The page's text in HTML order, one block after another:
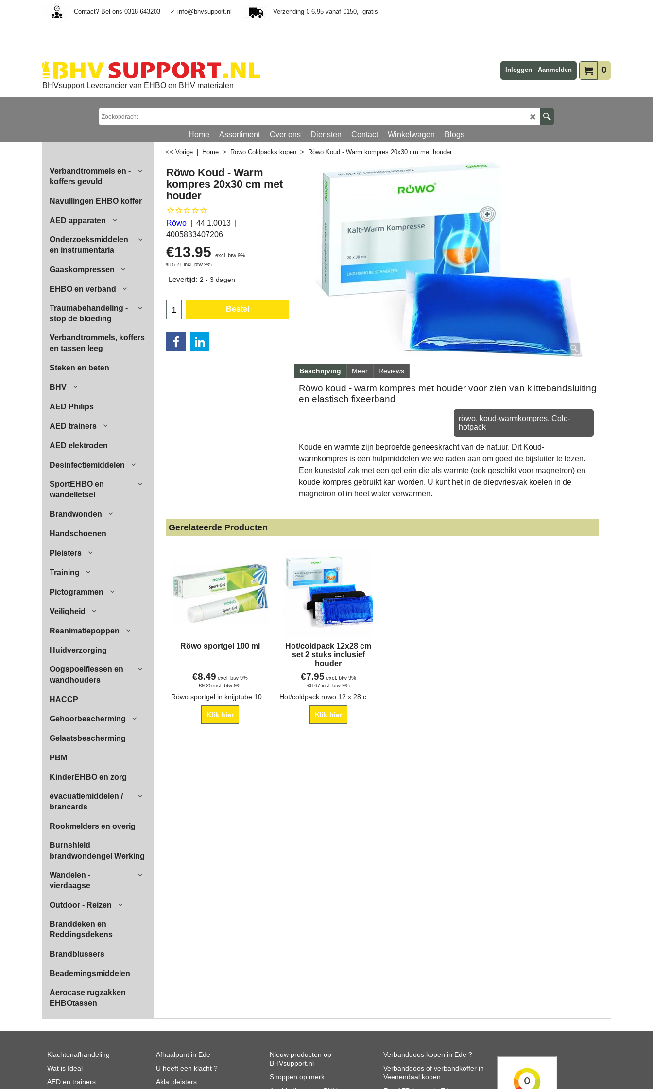
Contact? Bel ons 0318-643203 ✓ info@bhvsupport.nl Verzending € 6.95 vanaf €150,- gratis
0
Inloggen Aanmelden
BHVsupport Leverancier van EHBO en BHV materialen
Home Assortiment Over ons Diensten Contact Winkelwagen Blogs
Verbandtrommels en -
koffers gevuld
Navullingen EHBO koffer
AED apparaten
Onderzoeksmiddelen
en instrumentaria
Gaaskompressen
EHBO en verband
Traumabehandeling -
stop de bloeding
Verbandtrommels, koffers
en tassen leeg
Steken en beten
BHV
AED Philips
AED trainers
AED elektroden
Desinfectiemiddelen
SportEHBO en
wandelletsel
Brandwonden
Handschoenen
Pleisters
Training
Pictogrammen
Veiligheid
Reanimatiepoppen
Huidverzorging
Oogspoelflessen en
wandhouders
HACCP
Gehoorbescherming
Gelaatsbescherming
PBM
KinderEHBO en zorg
evacuatiemiddelen /
brancards
Rookmelders en overig
Burnshield
brandwondengel Werking
Wandelen -
vierdaagse
Outdoor - Reizen
Branddeken en
Reddingsdekens
Brandblussers
Beademingsmiddelen
Aerocase rugzakken
EHBOtassen
<< Vorige Home > Röwo Coldpacks kopen > Röwo Koud - Warm kompres 20x30 cm met houder
Röwo Koud - Warm
kompres 20x30 cm met
houder
Röwo
44.1.0013
4005833407206
€13.95
excl. btw 9%
€15.21 incl. btw 9%
Levertijd: 2 - 3 dagen
Bestel
Beschrijving Meer Reviews
Röwo koud - warm kompres met houder voor zien van klittebandsluiting
en elastisch fixeerband
röwo, koud-warmkompres, Cold-
hotpack
Koude en warmte zijn beproefde geneeskracht van de natuur. Dit Koud-
warmkompres is een hulpmiddelen we we raden aan om goed de bijsluiter te lezen.
Een kunststof zak met een gel erin die als warmte (ook geschikt voor magnetron) en
koude kompres gebruikt kan worden. U kunt het in de diepvriesvak koelen in de
magnetron of in heet water verwarmen.
Gerelateerde Producten
Röwo sportgel 100 ml
€8.49 excl. btw 9%
€9.25 incl. btw 9%
Klik hier
Hot/coldpack 12x28 cm
set 2 stuks inclusief
houder
€7.95 excl. btw 9%
€8.67 incl. btw 9%
Hot/coldpack röwo 12 x 28 cm met houder.
Klik hier
Klachtenafhandeling
Wat is Ideal
AED en trainers
Afhaalpunt in Ede
U heeft een klacht ?
Akla pleisters
Nieuw producten op
BHVsupport.nl
Shoppen op merk
Verbanddoos kopen in Ede ?
Verbanddoos of verbandkoffer in
Veenendaal kopen